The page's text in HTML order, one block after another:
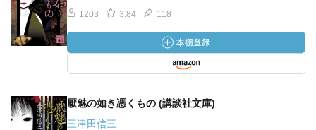
1203 3.84 118
厭魅の如き憑くもの (講談社文庫)
三津田信三